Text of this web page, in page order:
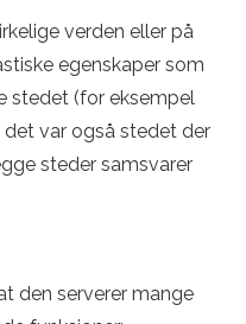
verden eller på
egenskaper som
stedet (for eksempel
var også stedet der
steder samsvarer
den serverer mange